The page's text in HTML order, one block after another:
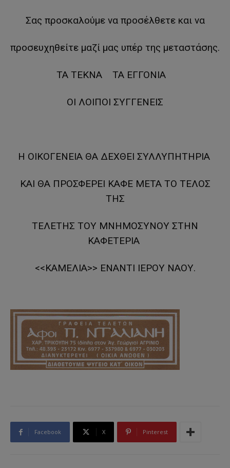
Σας προσκαλούμε να προσέλθετε και να
προσευχηθείτε μαζί μας υπέρ της μεταστάσης.
ΤΑ ΤΕΚΝΑ ΤΑ ΕΓΓΟΝΙΑ
ΟΙ ΛΟΙΠΟΙ ΣΥΓΓΕΝΕΙΣ
Η ΟΙΚΟΓΕΝΕΙΑ ΘΑ ΔΕΧΘΕΙ ΣΥΛΛΥΠΗΤΗΡΙΑ
ΚΑΙ ΘΑ ΠΡΟΣΦΕΡΕΙ ΚΑΦΕ ΜΕΤΑ ΤΟ ΤΕΛΟΣ
ΤΗΣ
ΤΕΛΕΤΗΣ ΤΟΥ ΜΝΗΜΟΣΥΝΟΥ ΣΤΗΝ
ΚΑΦΕΤΕΡΙΑ
<<ΚΑΜΕΛΙΑ>> ΕΝΑΝΤΙ ΙΕΡΟΥ ΝΑΟΥ.
Facebook X Pinterest